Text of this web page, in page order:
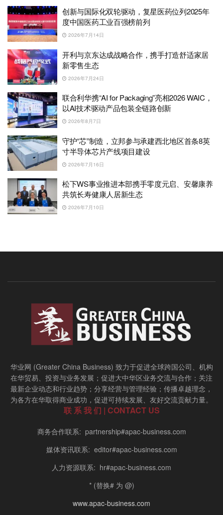
创新与国际化双轮驱动，复星医药位列2025年
度中国医药工业百强榜前列
2026年7月14日
开利与京东达成战略合作，携手打造舒适家居
新零售生态
2026年7月24日
联合利华携“AI for Packaging”亮相2026 WAIC，
以AI技术驱动产品包装全链路创新
2026年8月7日
守护“芯”制造，立邦参与承建西北地区首条8英
寸半导体芯片产线项目建设
2026年7月16日
松下WS事业推进本部携手零度元启、安馨康养
共筑长寿健康人居新生态
2026年7月10日
华业网 (Greater China Business) 致力于促进全球跨国公司、机构
在华贸易、投资与业务发展；促进大中华区业务交流与合作；关注
最新企业动态和行业趋势；分享经营与管理经验；传播卓越理念，
为各方在华取得商业成功，促进可持续发展、友好交流贡献力量。
联 系 我 们 | CONTACT US
商务合作联系: partnership#apac-business.com
媒体资讯联系: editor#apac-business.com
人力资源联系: hr#apac-business.com
* (替换# 为 @)
www.apac-business.com